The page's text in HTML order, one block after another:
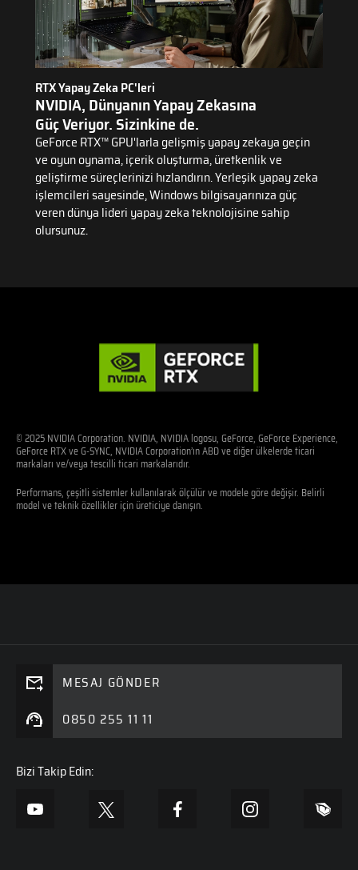
RTX Yapay Zeka PC'leri
NVIDIA, Dünyanın Yapay Zekasına
Güç Veriyor. Sizinkine de.
GeForce RTX™ GPU'larla gelişmiş yapay zekaya geçin
ve oyun oynama, içerik oluşturma, üretkenlik ve
geliştirme süreçlerinizi hızlandırın. Yerleşik yapay zeka
işlemcileri sayesinde, Windows bilgisayarınıza güç
veren dünya lideri yapay zeka teknolojisine sahip
olursunuz.
© 2025 NVIDIA Corporation. NVIDIA, NVIDIA logosu, GeForce, GeForce Experience,
GeForce RTX ve G-SYNC, NVIDIA Corporation’ın ABD ve diğer ülkelerde ticari
markaları ve/veya tescilli ticari markalarıdır.
Performans, çeşitli sistemler kullanılarak ölçülür ve modele göre değişir. Belirli
model ve teknik özellikler için üreticiye danışın.
MESAJ GÖNDER
0850 255 11 11
Bizi Takip Edin: